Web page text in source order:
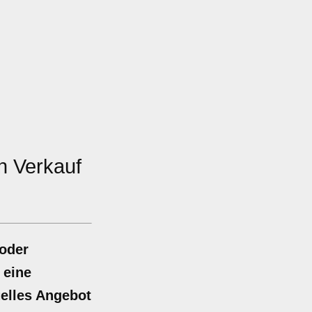
Verkauf
Angebot